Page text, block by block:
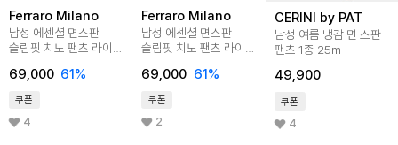
Ferraro Milano
남성 에센셜 면스판
슬림핏 치노 팬츠 라이트
69,000 61%
쿠폰
4
Ferraro Milano
남성 에센셜 면스판
슬림핏 치노 팬츠 라이트
69,000 61%
쿠폰
2
CERINI by PAT
남성 여름 냉감 면 스판
팬츠 1종 25m
49,900
쿠폰
4